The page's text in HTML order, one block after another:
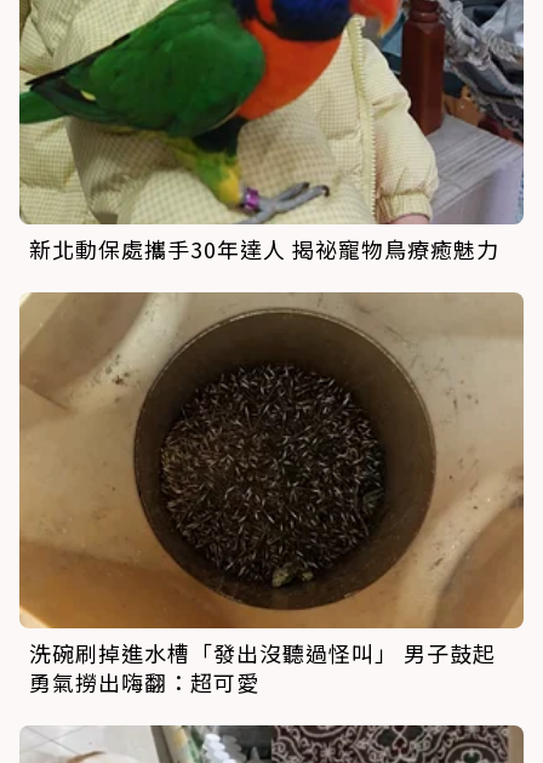
新北動保處攜手30年達人 揭祕寵物鳥療癒魅力
洗碗刷掉進水槽「發出沒聽過怪叫」 男子鼓起
勇氣撈出嗨翻：超可愛